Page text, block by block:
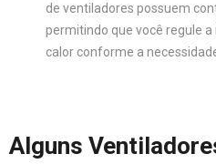
de ventiladores possuem
permitindo que você regule
calor conforme a
Alguns